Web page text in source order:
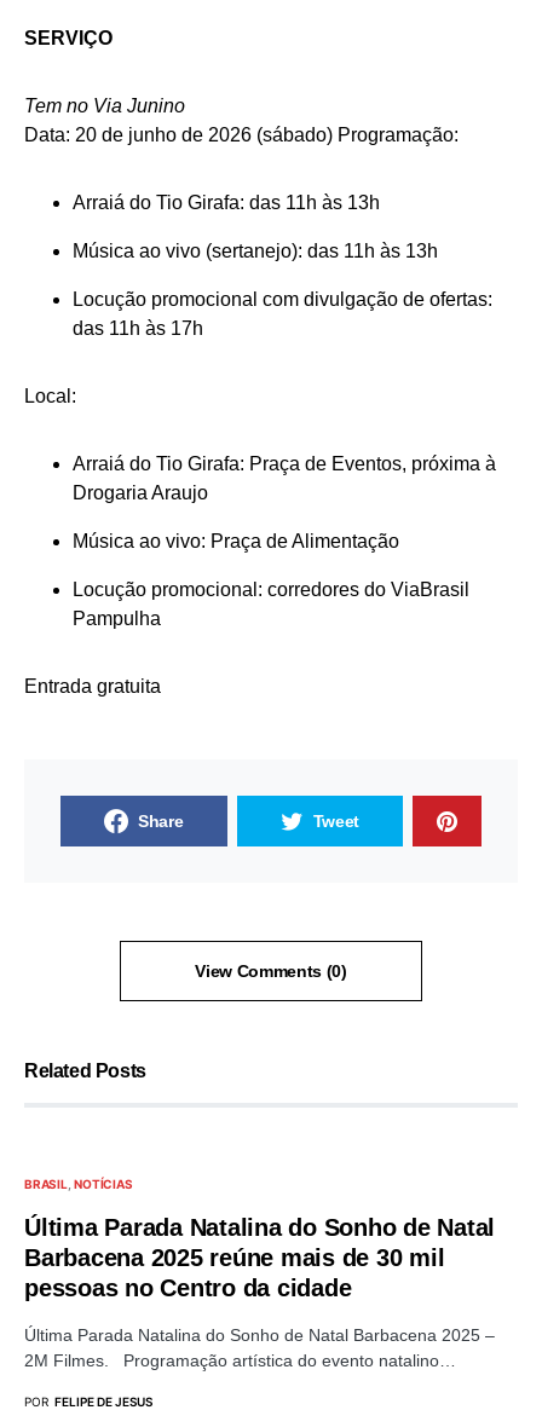
SERVIÇO
Tem no Via Junino
Data: 20 de junho de 2026 (sábado) Programação:
Arraiá do Tio Girafa: das 11h às 13h
Música ao vivo (sertanejo): das 11h às 13h
Locução promocional com divulgação de ofertas:
das 11h às 17h
Local:
Arraiá do Tio Girafa: Praça de Eventos, próxima à
Drogaria Araujo
Música ao vivo: Praça de Alimentação
Locução promocional: corredores do ViaBrasil
Pampulha
Entrada gratuita
Share Tweet
View Comments (0)
Related Posts
BRASIL NOTÍCIAS
Última Parada Natalina do Sonho de Natal
Barbacena 2025 reúne mais de 30 mil
pessoas no Centro da cidade
Última Parada Natalina do Sonho de Natal Barbacena 2025 –
2M Filmes. Programação artística do evento natalino…
POR FELIPE DE JESUS